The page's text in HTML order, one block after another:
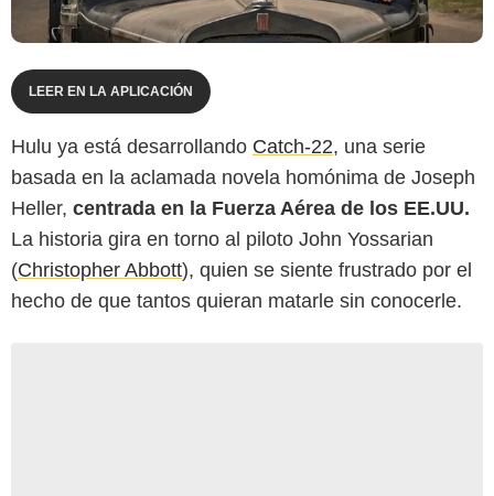
LEER EN LA APLICACIÓN
Hulu ya está desarrollando Catch-22, una serie
basada en la aclamada novela homónima de Joseph
Heller, centrada en la Fuerza Aérea de los EE.UU.
La historia gira en torno al piloto John Yossarian
(Christopher Abbott), quien se siente frustrado por el
hecho de que tantos quieran matarle sin conocerle.